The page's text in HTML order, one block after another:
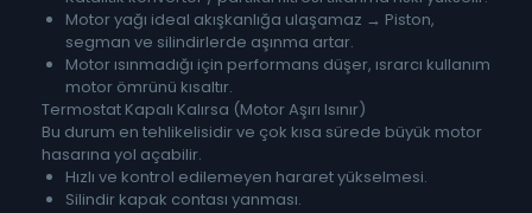
Motor yağı ideal akışkanlığa ulaşamaz → Piston,
segman ve silindirlerde aşınma artar.
Motor ısınmadığı için performans düşer, ısrarcı kullanım
motor ömrünü kısaltır.
Termostat Kapalı Kalırsa (Motor Aşırı Isınır)
Bu durum en tehlikelisidir ve çok kısa sürede büyük motor
hasarına yol açabilir.
Hızlı ve kontrol edilemeyen hararet yükselmesi.
Silindir kapak contası yanması.